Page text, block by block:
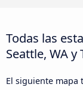
Todas las
Seattle, WA y
El siguiente